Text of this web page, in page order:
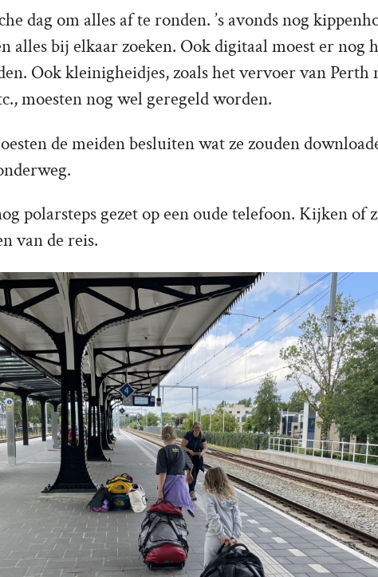
dag om alles af te ronden. ’s avonds nog
alles bij elkaar zoeken. Ook digitaal moest er nog
Ook kleinigheidjes, zoals het vervoer van Perth
moesten nog wel geregeld worden.
de meiden besluiten wat ze zouden
polarsteps gezet op een oude telefoon. Kijken of
van de reis.